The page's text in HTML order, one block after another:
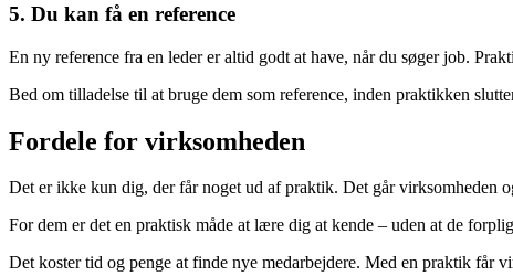
5. Du kan få en reference
En ny reference fra en leder er altid godt at have, når du søger job.
Bed om tilladelse til at bruge dem som reference, inden praktikken
Fordele for virksomheden
Det er ikke kun dig, der får noget ud af praktik. Det går virksomheden
For dem er det en praktisk måde at lære dig at kende – uden at de
Det koster tid og penge at finde nye medarbejdere. Med en praktik får